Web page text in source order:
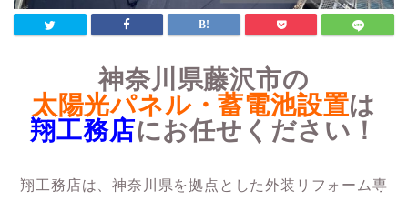
神奈川県藤沢市の
太陽光パネル・蓄電池設置は
翔工務店にお任せください！
翔工務店は、神奈川県を拠点とした外装リフォーム専